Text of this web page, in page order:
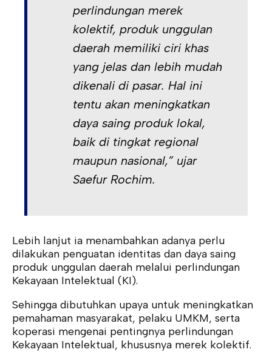
perlindungan merek
kolektif, produk unggulan
daerah memiliki ciri khas
yang jelas dan lebih mudah
dikenali di pasar. Hal ini
tentu akan meningkatkan
daya saing produk lokal,
baik di tingkat regional
maupun nasional,” ujar
Saefur Rochim.
Lebih lanjut ia menambahkan adanya perlu
dilakukan penguatan identitas dan daya saing
produk unggulan daerah melalui perlindungan
Kekayaan Intelektual (KI).
Sehingga dibutuhkan upaya untuk meningkatkan
pemahaman masyarakat, pelaku UMKM, serta
koperasi mengenai pentingnya perlindungan
Kekayaan Intelektual, khususnya merek kolektif.